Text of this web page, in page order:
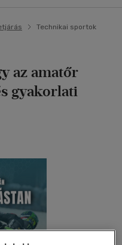
Technikai sportok
az amatőr
gyakorlati